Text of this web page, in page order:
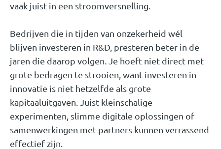
vaak juist in een stroomversnelling.
Bedrijven die in tijden van onzekerheid wél
blijven investeren in R&D, presteren beter in de
jaren die daarop volgen. Je hoeft niet direct met
grote bedragen te strooien, want investeren in
innovatie is niet hetzelfde als grote
kapitaaluitgaven. Juist kleinschalige
experimenten, slimme digitale oplossingen of
samenwerkingen met partners kunnen verrassend
effectief zijn.